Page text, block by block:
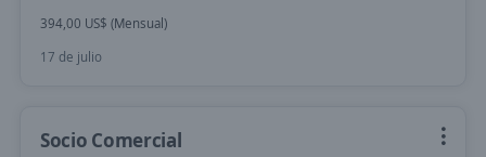
394,00 US$ (Mensual)
17 de julio
Socio Comercial